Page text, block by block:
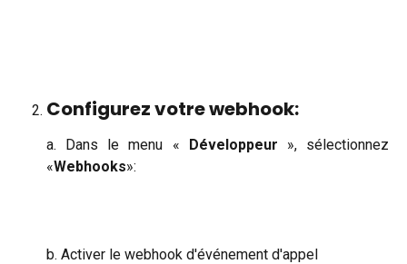
Configurez votre webhook:
a. Dans le menu « Développeur », sélectionnez
«Webhooks»:
b. Activer le webhook d'événement d'appel